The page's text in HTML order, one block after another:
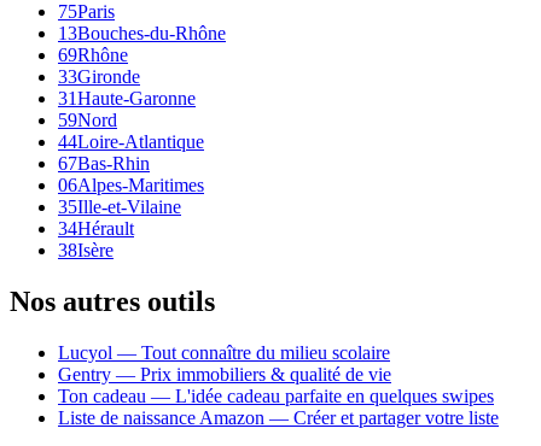
75Paris
13Bouches-du-Rhône
69Rhône
33Gironde
31Haute-Garonne
59Nord
44Loire-Atlantique
67Bas-Rhin
06Alpes-Maritimes
35Ille-et-Vilaine
34Hérault
38Isère
Nos autres outils
Lucyol — Tout connaître du milieu scolaire
Gentry — Prix immobiliers & qualité de vie
Ton cadeau — L'idée cadeau parfaite en quelques swipes
Liste de naissance Amazon — Créer et partager votre liste